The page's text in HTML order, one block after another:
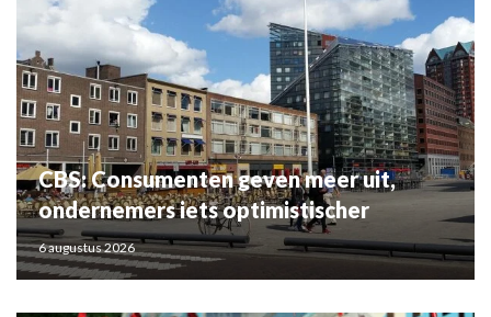
CBS: Consumenten geven meer uit,
ondernemers iets optimistischer
6 augustus 2026